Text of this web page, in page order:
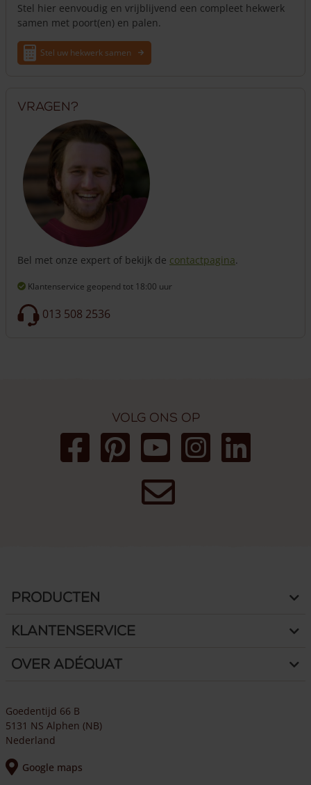
Stel hier eenvoudig en vrijblijvend een compleet hekwerk
samen met poort(en) en palen.
Stel uw hekwerk samen
Vragen?
Bel met onze expert of bekijk de contactpagina.
Klantenservice geopend tot 18:00 uur
013 508 2536
Volg ons op
Producten
Klantenservice
Over Adéquat
Goedentijd 66 B
5131 NS Alphen (NB)
Nederland
Google maps